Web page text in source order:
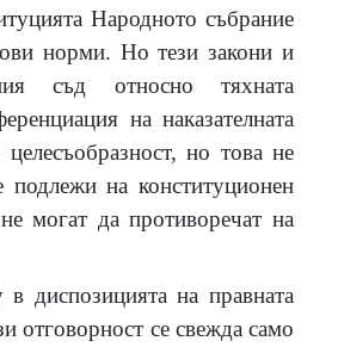
Народното събрание
норми. Но тези закони и
съд относно тяхната
на наказателната
но това не
на конституционен
могат да противоречат на
диспозицията на правната
отговорност се свежда само